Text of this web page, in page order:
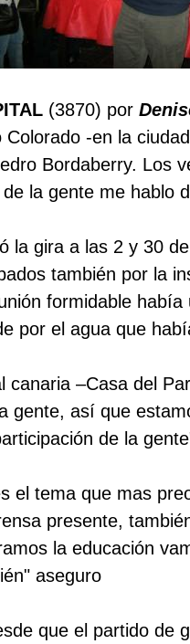
(3870) por
Colorado -en la
Bordaberry. Los
la gente me hablo
la gira a las 2 y 30
también por la
formidable
por el agua que
canaria –Casa del
gente, así que
de la
el tema que mas
presente,
la educación
aseguro
que el partido de